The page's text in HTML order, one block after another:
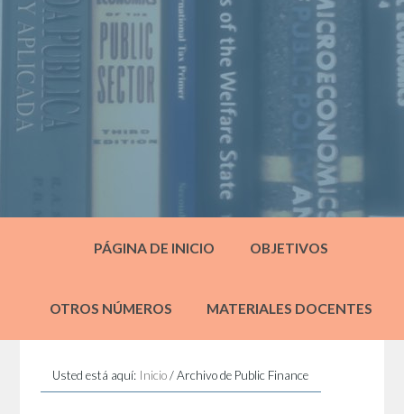
PÁGINA DE INICIO OBJETIVOS
OTROS NÚMEROS MATERIALES DOCENTES
Usted está aquí: Inicio /Archivo de Public Finance